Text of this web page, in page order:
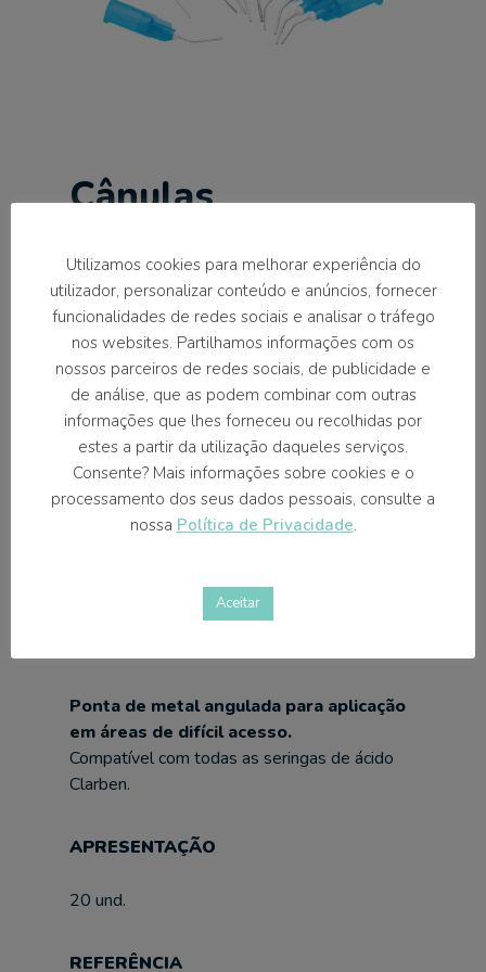
Cânulas
Substituição de cânulas descartáveis ​​pré-
curvas para uso de ácido ortofosfórico.
Comprimento ideal para facilitar a sodificação
do produto na cavidade oral.
Sistema de acoplamento Luer-Lock para uma
fixação segura da ponta, garantindo uma
perfeita conexão com a seringa de ácido.
PRODUTO
Ponta de metal angulada para aplicação
em áreas de difícil acesso.
Compatível com todas as seringas de ácido
Clarben.
APRESENTAÇÃO
20 und.
REFERÊNCIA
Utilizamos cookies para melhorar experiência do
utilizador, personalizar conteúdo e anúncios, fornecer
funcionalidades de redes sociais e analisar o tráfego
nos websites. Partilhamos informações com os
nossos parceiros de redes sociais, de publicidade e
de análise, que as podem combinar com outras
informações que lhes forneceu ou recolhidas por
estes a partir da utilização daqueles serviços.
Consente? Mais informações sobre cookies e o
processamento dos seus dados pessoais, consulte a
nossa Política de Privacidade.
Aceitar